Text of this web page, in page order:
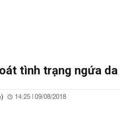
tình trạng ngứa da
14:25 | 09/08/2018